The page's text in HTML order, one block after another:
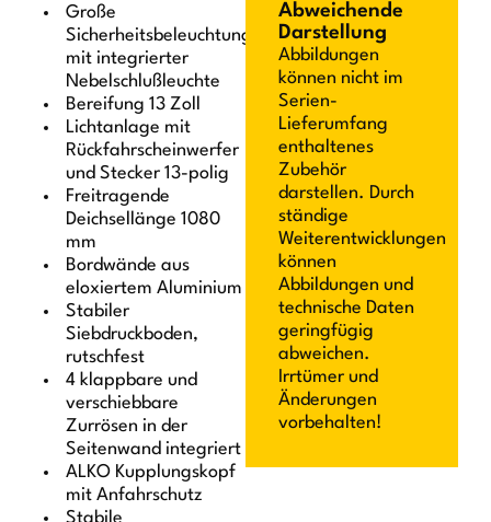
Große
Sicherheitsbeleuchtung
mit integrierter
Nebelschlußleuchte
Bereifung 13 Zoll
Lichtanlage mit
Rückfahrscheinwerfer
und Stecker 13-polig
Freitragende
Deichsellänge 1080
mm
Bordwände aus
eloxiertem Aluminium
Stabiler
Siebdruckboden,
rutschfest
4 klappbare und
verschiebbare
Zurrösen in der
Seitenwand integriert
ALKO Kupplungskopf
mit Anfahrschutz
Stabile
Abweichende
Darstellung
Abbildungen
können nicht im
Serien-
Lieferumfang
enthaltenes
Zubehör
darstellen. Durch
ständige
Weiterentwicklungen
können
Abbildungen und
technische Daten
geringfügig
abweichen.
Irrtümer und
Änderungen
vorbehalten!